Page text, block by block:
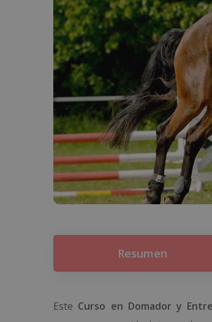
Resumen
Este Curso en Domador y